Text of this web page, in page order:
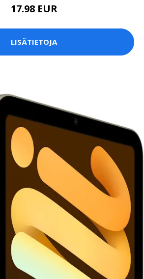
17.98 EUR
LISÄTIETOJA